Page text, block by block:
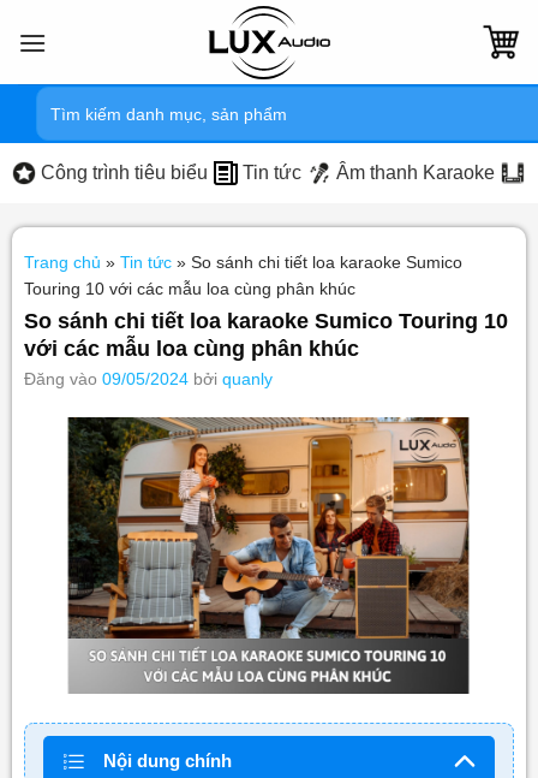
qua
Tìm
kiếm:
Công trình tiêu biểu Tin tức Âm thanh Karaoke
Trang chủ » Tin tức» So sánh chi tiết loa karaoke Sumico
Touring 10 với các mẫu loa cùng phân khúc
So sánh chi tiết loa karaoke Sumico Touring 10
với các mẫu loa cùng phân khúc
Đăng vào 09/05/2024 bởi quanly
Nội dung chính